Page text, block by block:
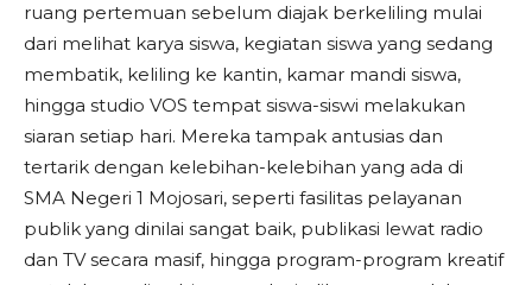
ruang pertemuan sebelum diajak berkeliling mulai
dari melihat karya siswa, kegiatan siswa yang sedang
membatik, keliling ke kantin, kamar mandi siswa,
hingga studio VOS tempat siswa-siswi melakukan
siaran setiap hari. Mereka tampak antusias dan
tertarik dengan kelebihan-kelebihan yang ada di
SMA Negeri 1 Mojosari, seperti fasilitas pelayanan
publik yang dinilai sangat baik, publikasi lewat radio
dan TV secara masif, hingga program-program kreatif